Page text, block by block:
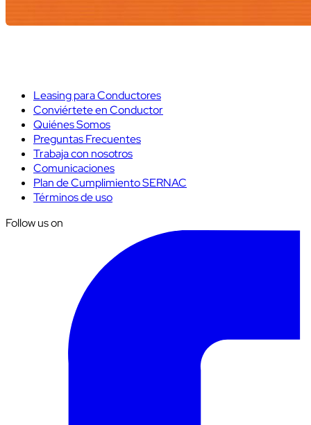
Leasing para Conductores
Conviértete en Conductor
Quiénes Somos
Preguntas Frecuentes
Trabaja con nosotros
Comunicaciones
Plan de Cumplimiento SERNAC
Términos de uso
Follow us on